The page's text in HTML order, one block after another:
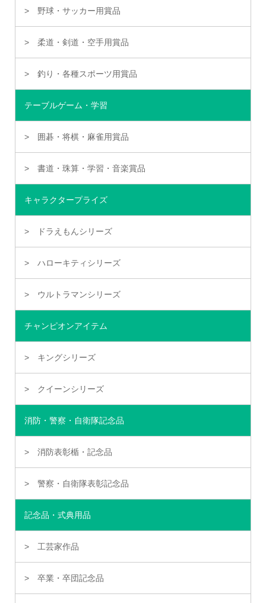
野球・サッカー用賞品
柔道・剣道・空手用賞品
釣り・各種スポーツ用賞品
テーブルゲーム・学習
囲碁・将棋・麻雀用賞品
書道・珠算・学習・音楽賞品
キャラクタープライズ
ドラえもんシリーズ
ハローキティシリーズ
ウルトラマンシリーズ
チャンピオンアイテム
キングシリーズ
クイーンシリーズ
消防・警察・自衛隊記念品
消防表彰楯・記念品
警察・自衛隊表彰記念品
記念品・式典用品
工芸家作品
卒業・卒団記念品